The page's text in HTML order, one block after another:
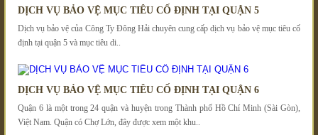
DỊCH VỤ BẢO VỆ MỤC TIÊU CỐ ĐỊNH TẠI QUẬN 5
Dịch vụ bảo vệ của Công Ty Đông Hải chuyên cung cấp dịch vụ bảo vệ mục tiêu cố
định tại quận 5 và mục tiêu di..
DỊCH VỤ BẢO VỆ MỤC TIÊU CỐ ĐỊNH TẠI QUẬN 6
Quận 6 là một trong 24 quận và huyện trong Thành phố Hồ Chí Minh (Sài Gòn),
Việt Nam. Quận có Chợ Lớn, đây được xem một khu..